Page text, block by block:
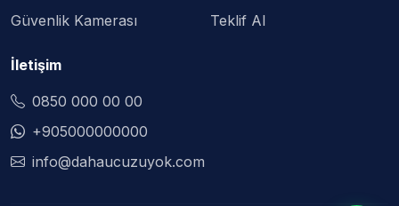
Güvenlik Kamerası
Teklif Al
İletişim
0850 000 00 00
+905000000000
info@dahaucuzuyok.com